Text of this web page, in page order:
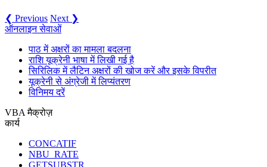
❮ Previous Next ❯
ऑनलाइन सेवाओं
पाठ में अक्षरों का मामला बदलना
राशि यूक्रेनी भाषा में लिखी गई है
सिरिलिक में लैटिन अक्षरों की खोज करें और इसके विपरीत
यूक्रेनी से अंग्रेजी में लिप्यंतरण
विनिमय दरें
VBA मैक्रोज़
कार्य
CONCATIF
NBU_RATE